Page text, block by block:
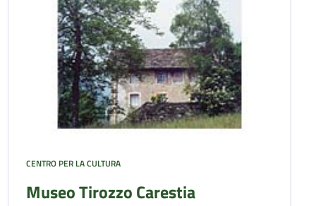
CENTRO PER LA CULTURA
Museo Tirozzo Carestia